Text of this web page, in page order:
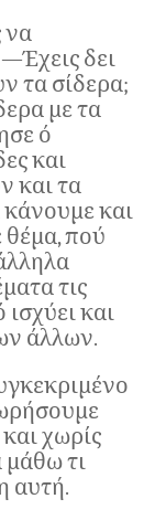
να
δει
τα σίδερα;
με τα
ό
και
και τα
κάνουμε και
θέμα, πού
τις
και
άλλων.
χωρίς
μάθω τι
αυτή.